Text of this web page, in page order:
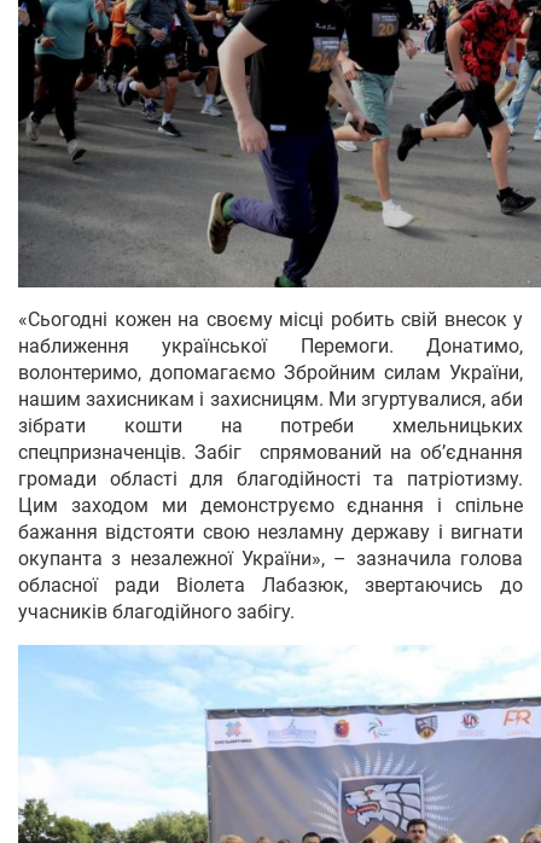
«Сьогодні кожен на своєму місці робить свій внесок у
наближення української Перемоги. Донатимо,
волонтеримо, допомагаємо Збройним силам України,
нашим захисникам і захисницям. Ми згуртувалися, аби
зібрати кошти на потреби хмельницьких
спецпризначенців. Забіг спрямований на об’єднання
громади області для благодійності та патріотизму.
Цим заходом ми демонструємо єднання і спільне
бажання відстояти свою незламну державу і вигнати
окупанта з незалежної України», – зазначила голова
обласної ради Віолета Лабазюк, звертаючись до
учасників благодійного забігу.